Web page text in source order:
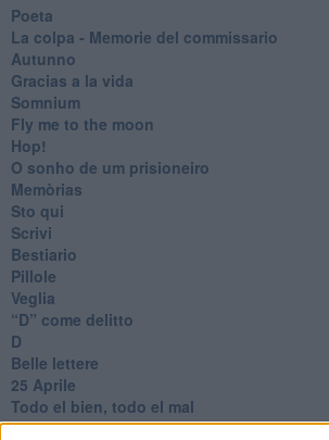
Poeta
​La colpa - Memorie del commissario
Autunno
Gracias a la vida
Somnium
Fly me to the moon
Hop!
O sonho de um prisioneiro
Memòrias
Sto qui
Scrivi
Bestiario
Pillole
Veglia
​“D” come delitto
D
Belle lettere
25 Aprile
Todo el bien, todo el mal
Silenzio